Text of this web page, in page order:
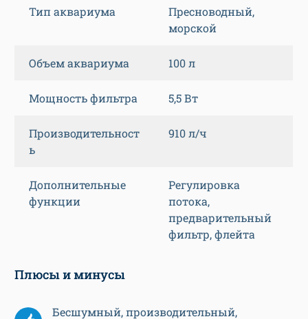
Тип аквариума
Пресноводный,
морской
Объем аквариума 100 л
Мощность фильтра 5,5 Вт
Производительност
ь
910 л/ч
Дополнительные
функции
Регулировка
потока,
предварительный
фильтр, флейта
Плюсы и минусы
Бесшумный, производительный,